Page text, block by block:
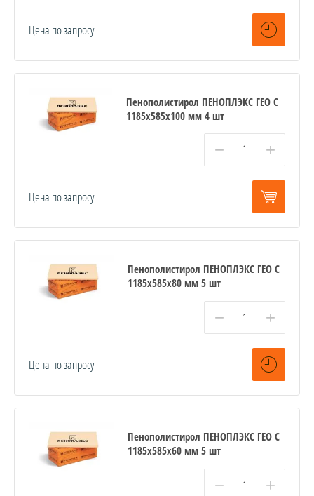
Цена по запросу
Пенополистирол ПЕНОПЛЭКС ГЕО С
1185х585х100 мм 4 шт
− +
Цена по запросу
Пенополистирол ПЕНОПЛЭКС ГЕО С
1185х585х80 мм 5 шт
− +
Цена по запросу
Пенополистирол ПЕНОПЛЭКС ГЕО С
1185х585х60 мм 5 шт
− +